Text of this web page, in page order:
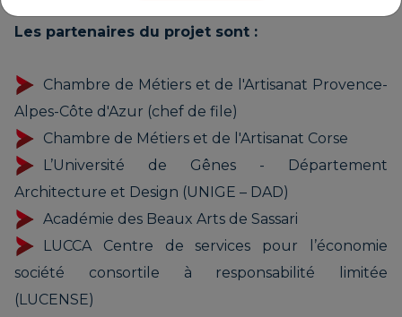
Les partenaires du projet sont :
Chambre de Métiers et de l'Artisanat Provence-
Alpes-Côte d'Azur (chef de file)
Chambre de Métiers et de l'Artisanat Corse
L’Université de Gênes - Département
Architecture et Design (UNIGE – DAD)
Académie des Beaux Arts de Sassari
LUCCA Centre de services pour l’économie
société consortile à responsabilité limitée
(LUCENSE)